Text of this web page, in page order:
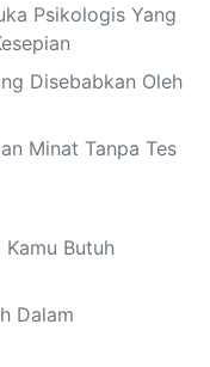
Psikologis Yang
Disebabkan Oleh
Minat Tanpa Tes
Kamu Butuh
Dalam